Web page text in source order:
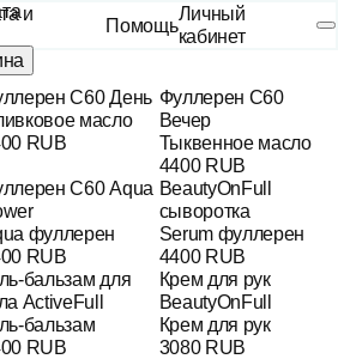
и
Помощь
Личный
кабинет
С60 День
масло
RUB
Фуллерен С60
Вечер
Тыквенное масло
4400 RUB
С60 Aqua
фуллерен
RUB
BeautyOnFull
сыворотка
Serum фуллерен
4400 RUB
бальзам для
ActiveFull
бальзам
RUB
Крем для рук
BeautyOnFull
Крем для рук
3080 RUB